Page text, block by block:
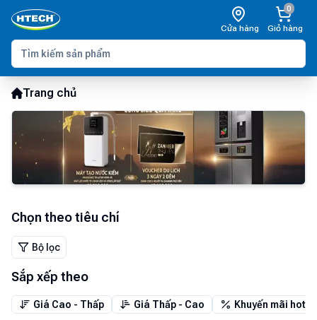
Cửa hàng
0
Giỏ hàng
Trang chủ
Chọn theo tiêu chí
Bộ lọc
Sắp xếp theo
Giá Cao - Thấp Giá Thấp - Cao Khuyến mãi hot